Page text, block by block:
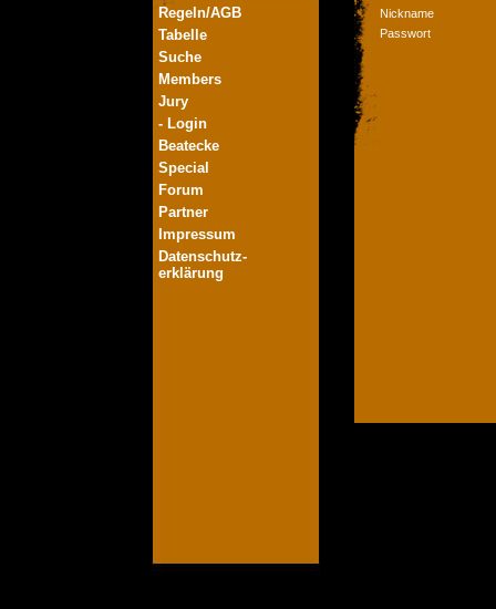
Regeln/AGB
Tabelle
Suche
Members
Jury
- Login
Beatecke
Special
Forum
Partner
Impressum
Datenschutz-
erklärung
Nickname
Passwort